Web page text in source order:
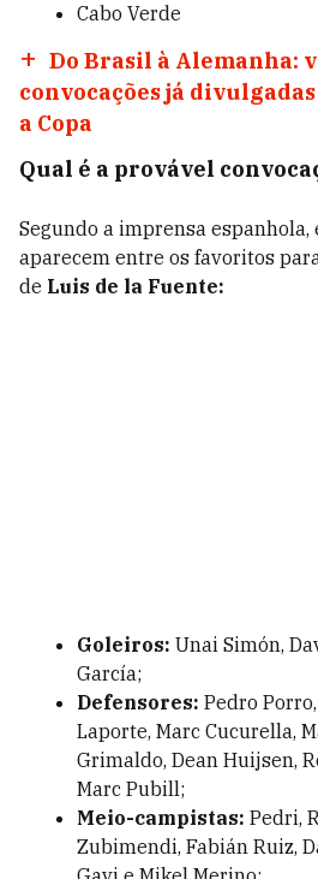
Cabo Verde
Do Brasil à Alemanha:
convocações já
a Copa
Qual é a provável
Segundo a imprensa espanhola,
aparecem entre os favoritos
de Luis de la Fuente:
Goleiros: Unai Simón,
García;
Defensores: Pedro
Laporte, Marc Cucurella,
Grimaldo, Dean Huijsen,
Marc Pubill;
Meio-campistas: Pedri,
Zubimendi, Fabián Ruiz,